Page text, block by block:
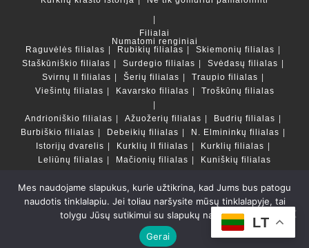
Filialai
Numatomi renginiai
Raguvėlės filialas
Rubikių filialas
Skiemonių filialas
Staškūniškio filialas
Surdegio filialas
Svėdasų filialas
Svirnų II filialas
Šerių filialas
Traupio filialas
Viešintų filialas
Kavarsko filialas Troškūnų filialas
Andrioniškio filialas Ažuožerių filialas
Budrių filialas
Burbiškio filialas
Debeikių filialas
N. Elmininkų filialas
Istorijų dvarelis
Kurklių II filialas
Kurklių filialas
Leliūnų filialas
Mačionių filialas Kuniškių filialas
Duomenų bazės ir katalogai
LT
Copyright © Anykščių rajono savivaldybės Liudvikos ir
Stanislovo Didžiulių viešoji biblioteka 2022 Powered by
Getspace
LT
Mes naudojame slapukus, kurie užtikrina, kad Jums bus patogu
naudotis tinklalapiu. Jei toliau naršysite mūsų tinklalapyje, tai
tolygu Jūsų sutikimui su slapukų naudojimu.
Gerai